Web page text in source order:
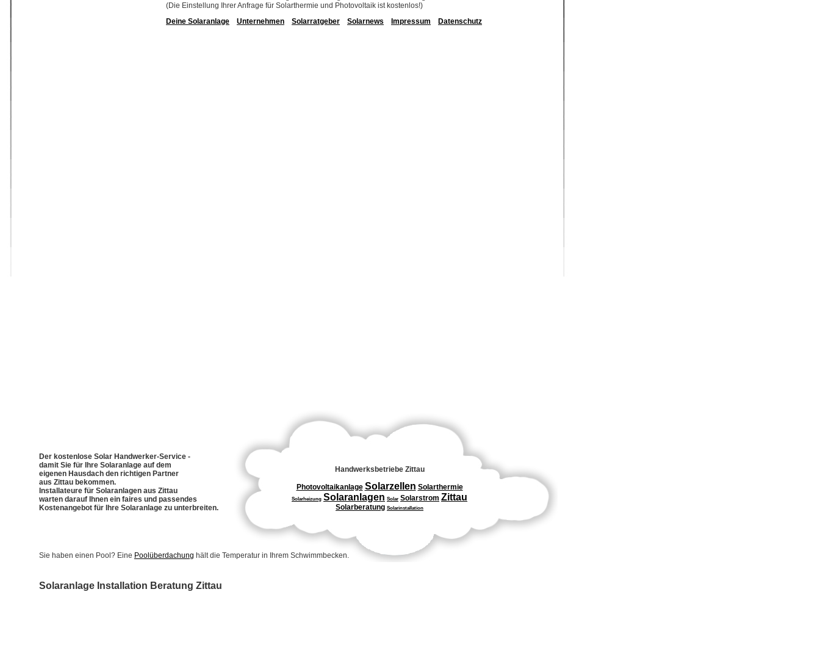
(Die Einstellung Ihrer Anfrage für Solarthermie und Photovoltaik ist kostenlos!)
Deine Solaranlage
Unternehmen Solarratgeber Solarnews Impressum Datenschutz
Der kostenlose Solar Handwerker-Service -
damit Sie für Ihre Solaranlage auf dem
eigenen Hausdach den richtigen Partner
aus Zittau bekommen.
Installateure für Solaranlagen aus Zittau
warten darauf Ihnen ein faires und passendes
Kostenangebot für Ihre Solaranlage zu unterbreiten.
Handwerksbetriebe Zittau
Photovoltaikanlage Solarzellen Solarthermie
Solarheizung Solaranlagen Solar Solarstrom Zittau
Solarberatung Solarinstallation
Sie haben einen Pool? Eine Poolüberdachung hält die Temperatur in Ihrem Schwimmbecken.
Solaranlage Installation Beratung Zittau